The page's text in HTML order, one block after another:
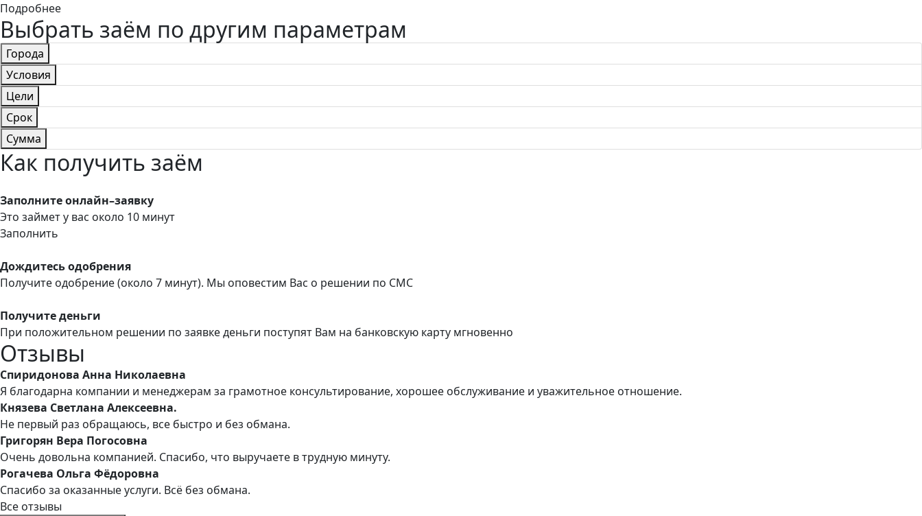
Подробнее
Выбрать заём по другим параметрам
Города
Условия
Цели
Срок
Сумма
Как получить заём
Заполните онлайн–заявку
Это займет у вас около 10 минут
Заполнить
Дождитесь одобрения
Получите одобрение (около 7 минут). Мы оповестим Вас о решении по СМС
Получите деньги
При положительном решении по заявке деньги поступят Вам на банковскую карту мгновенно
Отзывы
Спиридонова Анна Николаевна
Я благодарна компании и менеджерам за грамотное консультирование, хорошее обслуживание и уважительное отношение.
Князева Светлана Алексеевна.
Не первый раз обращаюсь, все быстро и без обмана.
Григорян Вера Погосовна
Очень довольна компанией. Спасибо, что выручаете в трудную минуту.
Рогачева Ольга Фёдоровна
Спасибо за оказанные услуги. Всё без обмана.
Все отзывы